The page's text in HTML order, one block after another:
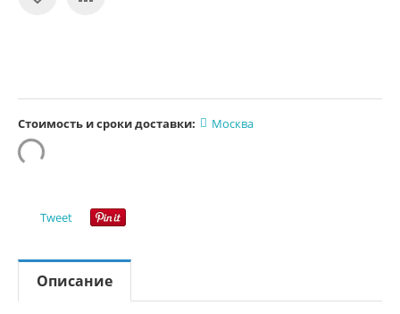
Стоимость и сроки доставки: Москва
Tweet
Описание